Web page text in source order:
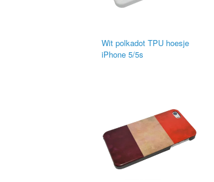
Wit polkadot TPU hoesje
iPhone 5/5s